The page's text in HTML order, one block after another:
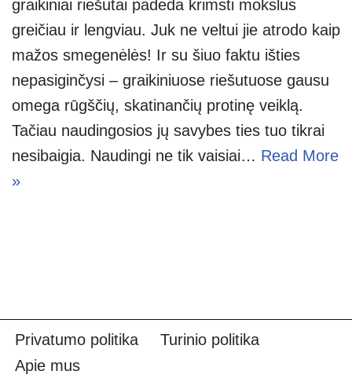
graikiniai riešutai padeda krimsti mokslus
greičiau ir lengviau. Juk ne veltui jie atrodo kaip
mažos smegenėlės! Ir su šiuo faktu išties
nepasiginčysi – graikiniuose riešutuose gausu
omega rūgščių, skatinančių protinę veiklą.
Tačiau naudingosios jų savybes ties tuo tikrai
nesibaigia. Naudingi ne tik vaisiai… Read More
»
Privatumo politika
Turinio politika
Apie mus